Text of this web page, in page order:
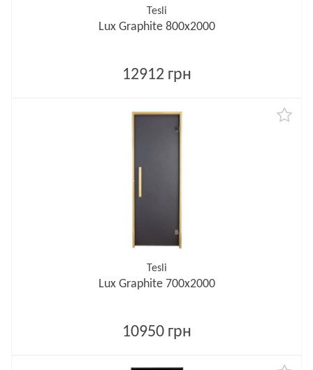
Tesli
Lux Graphite 800х2000
12912 грн
Tesli
Lux Graphite 700х2000
10950 грн